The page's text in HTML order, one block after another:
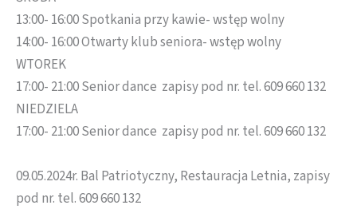
13:00- 16:00 Spotkania przy kawie- wstęp wolny
14:00- 16:00 Otwarty klub seniora- wstęp wolny
WTOREK
17:00- 21:00 Senior dance zapisy pod nr. tel. 609 660 132
NIEDZIELA
17:00- 21:00 Senior dance zapisy pod nr. tel. 609 660 132
09.05.2024r. Bal Patriotyczny, Restauracja Letnia, zapisy
pod nr. tel. 609 660 132